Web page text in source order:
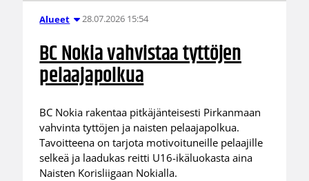
Alueet 28.07.2026 15:54
BC Nokia vahvistaa tyttöjen
pelaajapolkua
BC Nokia rakentaa pitkäjänteisesti Pirkanmaan
vahvinta tyttöjen ja naisten pelaajapolkua.
Tavoitteena on tarjota motivoituneille pelaajille
selkeä ja laadukas reitti U16-ikäluokasta aina
Naisten Korisliigaan Nokialla.